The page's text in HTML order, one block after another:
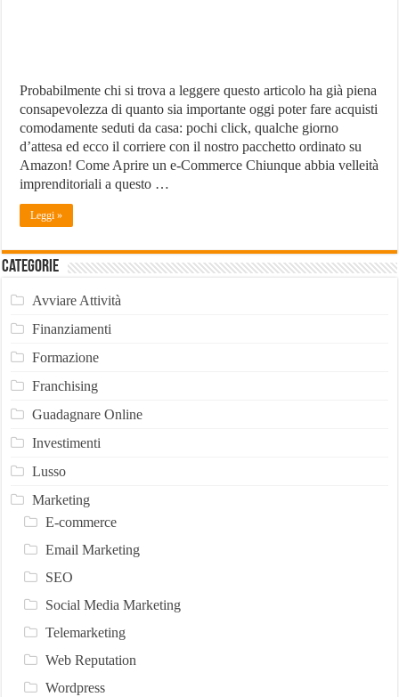
Probabilmente chi si trova a leggere questo articolo ha già piena
consapevolezza di quanto sia importante oggi poter fare acquisti
comodamente seduti da casa: pochi click, qualche giorno
d’attesa ed ecco il corriere con il nostro pacchetto ordinato su
Amazon! Come Aprire un e-Commerce Chiunque abbia velleità
imprenditoriali a questo …
Leggi »
Categorie
Avviare Attività
Finanziamenti
Formazione
Franchising
Guadagnare Online
Investimenti
Lusso
Marketing
E-commerce
Email Marketing
SEO
Social Media Marketing
Telemarketing
Web Reputation
Wordpress